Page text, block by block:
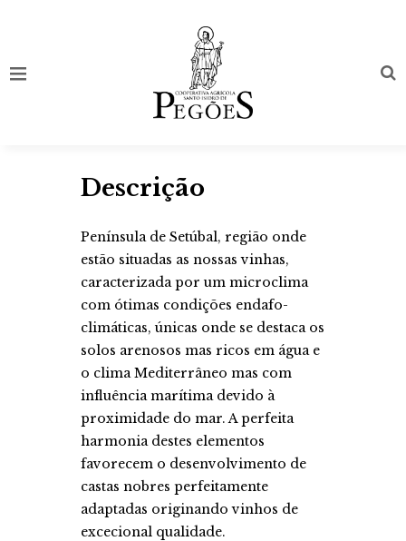
Descrição
Península de Setúbal, região onde
estão situadas as nossas vinhas,
caracterizada por um microclima
com ótimas condições endafo-
climáticas, únicas onde se destaca os
solos arenosos mas ricos em água e
o clima Mediterrâneo mas com
influência marítima devido à
proximidade do mar. A perfeita
harmonia destes elementos
favorecem o desenvolvimento de
castas nobres perfeitamente
adaptadas originando vinhos de
excecional qualidade.